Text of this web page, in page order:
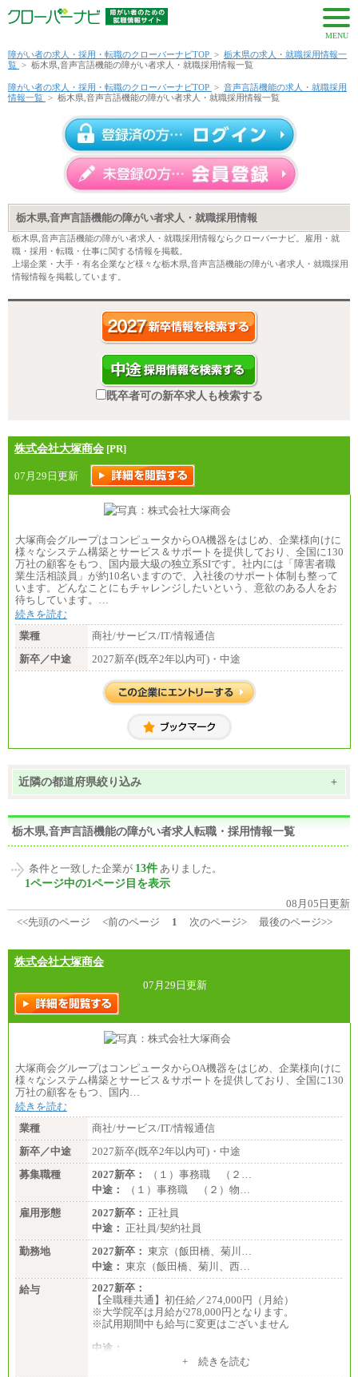
MENU
障がい者の求人・採用・転職のクローバーナビTOP > 栃木県の求人・就職採用情報一
覧 > 栃木県,音声言語機能の障がい者求人・就職採用情報一覧
障がい者の求人・採用・転職のクローバーナビTOP > 音声言語機能の求人・就職採用
情報一覧 > 栃木県,音声言語機能の障がい者求人・就職採用情報一覧
栃木県,音声言語機能の障がい者求人・就職採用情報
栃木県,音声言語機能の障がい者求人・就職採用情報ならクローバーナビ。雇用・就
職・採用・転職・仕事に関する情報を掲載。
上場企業・大手・有名企業など様々な栃木県,音声言語機能の障がい者求人・就職採用
情報情報を掲載しています。
既卒者可の新卒求人も検索する
株式会社大塚商会 [PR]
07月29日更新
大塚商会グループはコンピュータからOA機器をはじめ、企業様向けに
様々なシステム構築とサービス＆サポートを提供しており、全国に130
万社の顧客をもつ、国内最大級の独立系SIです。社内には「障害者職
業生活相談員」が約10名いますので、入社後のサポート体制も整って
います。どんなことにもチャレンジしたいという、意欲のある人をお
待ちしています。…
続きを読む
業種
商社/サービス/IT/情報通信
新卒／中途
2027新卒(既卒2年以内可)・中途
近隣の都道府県絞り込み +
栃木県,音声言語機能の障がい者求人転職・採用情報一覧
条件と一致した企業が 13件 ありました。
1ページ中の1ページ目を表示
08月05日更新
<<先頭のページ
<前のページ 1 次のページ> 最後のページ>>
株式会社大塚商会
07月29日更新
大塚商会グループはコンピュータからOA機器をはじめ、企業様向けに
様々なシステム構築とサービス＆サポートを提供しており、全国に130
万社の顧客をもつ、国内…
続きを読む
業種
商社/サービス/IT/情報通信
新卒／中途
2027新卒(既卒2年以内可)・中途
募集職種
2027新卒：
（１）事務職 （２…
中途：
（１）事務職 （２）物…
雇用形態
2027新卒： 正社員
中途： 正社員/契約社員
勤務地
2027新卒： 東京（飯田橋、菊川…
中途： 東京（飯田橋、菊川、西…
給与
2027新卒：
【全職種共通】初任給／274,000円（月給）
※大学院卒は月給が278,000円となります。
※試用期間中も給与に変更はございません
中途：
（１）～（４）274,000円（月給）～
+ 続きを読む